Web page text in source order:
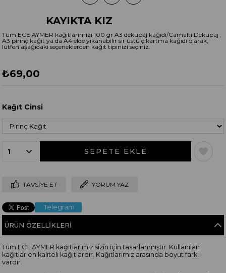
KAYIKTA KIZ
Tüm ECE AYMER kağıtlarımızı 100 gr A3 dekupaj kağıdı/Camaltı Dekupaj ,
A3 pirinç kağıt ya da A4 elde yıkanabilir sır üstü çıkartma kağıdı olarak,
lütfen aşağıdaki seçeneklerden kağıt tipinizi seçiniz.
₺69,00
Kağıt Cinsi
TAVSIYE ET YORUM YAZ
Telegram
ÜRÜN ÖZELLIKLERI
Tüm ECE AYMER kağıtlarımız sizin için tasarlanmıştır. Kullanılan
kağıtlar en kaliteli kağıtlardır. Kağıtlarımız arasında boyut farkı
vardır.